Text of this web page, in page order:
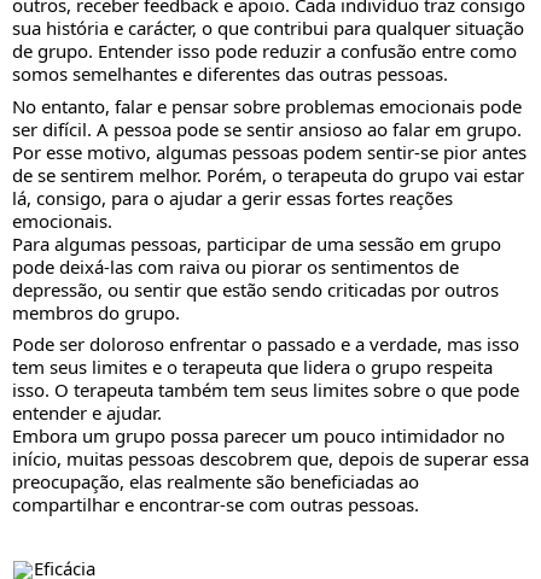
outros, receber feedback e apoio. Cada indivíduo traz consigo
sua história e carácter, o que contribui para qualquer situação
de grupo. Entender isso pode reduzir a confusão entre como
somos semelhantes e diferentes das outras pessoas.
No entanto, falar e pensar sobre problemas emocionais pode
ser difícil. A pessoa pode se sentir ansioso ao falar em grupo.
Por esse motivo, algumas pessoas podem sentir-se pior antes
de se sentirem melhor. Porém, o terapeuta do grupo vai estar
lá, consigo, para o ajudar a gerir essas fortes reações
emocionais.
Para algumas pessoas, participar de uma sessão em grupo
pode deixá-las com raiva ou piorar os sentimentos de
depressão, ou sentir que estão sendo criticadas por outros
membros do grupo.
Pode ser doloroso enfrentar o passado e a verdade, mas isso
tem seus limites e o terapeuta que lidera o grupo respeita
isso. O terapeuta também tem seus limites sobre o que pode
entender e ajudar.
Embora um grupo possa parecer um pouco intimidador no
início, muitas pessoas descobrem que, depois de superar essa
preocupação, elas realmente são beneficiadas ao
compartilhar e encontrar-se com outras pessoas.
Eficácia